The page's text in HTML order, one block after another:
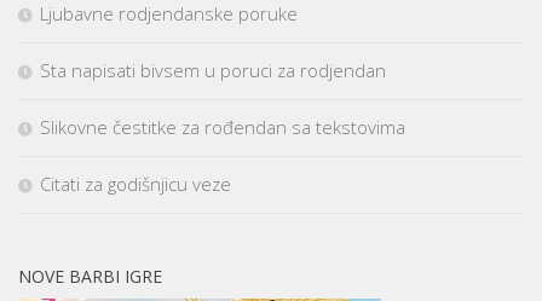
Ljubavne rodjendanske poruke
Sta napisati bivsem u poruci za rodjendan
Slikovne čestitke za rođendan sa tekstovima
Citati za godišnjicu veze
NOVE BARBI IGRE